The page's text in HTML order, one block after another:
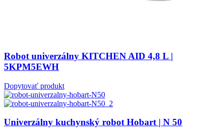
Robot univerzálny KITCHEN AID 4,8 L |
5KPM5EWH
Dopytovať produkt
Univerzálny kuchynský robot Hobart | N 50